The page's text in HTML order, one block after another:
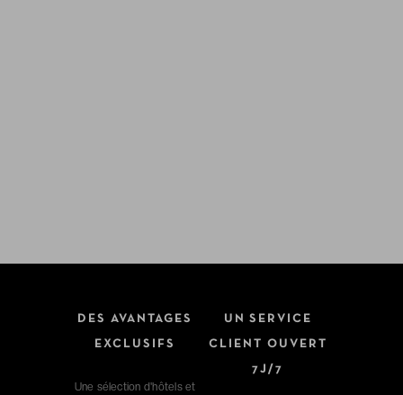
DES AVANTAGES
EXCLUSIFS
Une sélection d'hôtels et
UN SERVICE
CLIENT OUVERT
7J/7